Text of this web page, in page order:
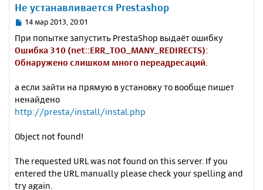
Не устанавливается Prestashop
С
о
б
щ
н
е
14 мар 2013, 20:01
При попытке запустить PrestaShop выдаёт ошибку
Ошибка 310 (net::ERR_TOO_MANY_REDIRECTS):
Обнаружено слишком много переадресаций.
а если зайти на прямую в установку то вообще пишет
ненайдено
http://presta/install/instal.php
Object not found!
The requested URL was not found on this server. If you
entered the URL manually please check your spelling and
try again.